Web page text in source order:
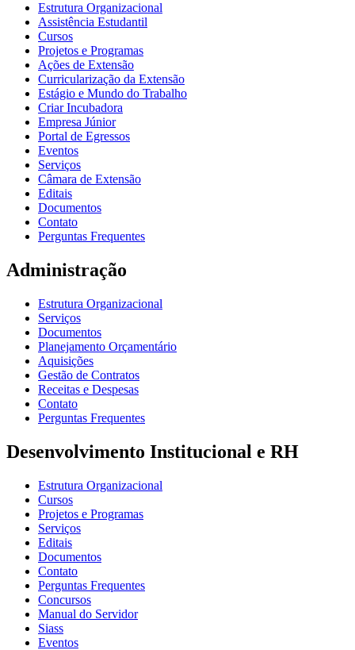
Estrutura Organizacional
Assistência Estudantil
Cursos
Projetos e Programas
Ações de Extensão
Curricularização da Extensão
Estágio e Mundo do Trabalho
Criar Incubadora
Empresa Júnior
Portal de Egressos
Eventos
Serviços
Câmara de Extensão
Editais
Documentos
Contato
Perguntas Frequentes
Administração
Estrutura Organizacional
Serviços
Documentos
Planejamento Orçamentário
Aquisições
Gestão de Contratos
Receitas e Despesas
Contato
Perguntas Frequentes
Desenvolvimento Institucional e RH
Estrutura Organizacional
Cursos
Projetos e Programas
Serviços
Editais
Documentos
Contato
Perguntas Frequentes
Concursos
Manual do Servidor
Siass
Eventos